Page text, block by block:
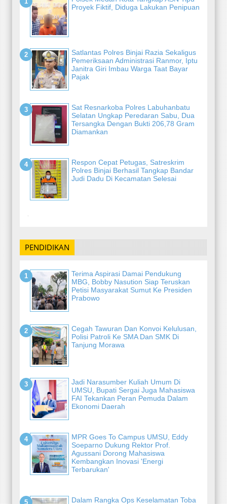
Proyek Fiktif, Diduga Lakukan Penipuan
Satlantas Polres Binjai Razia Sekaligus
Pemeriksaan Administrasi Ranmor, Iptu
Janitra Giri Imbau Warga Taat Bayar
Pajak
Sat Resnarkoba Polres Labuhanbatu
Selatan Ungkap Peredaran Sabu, Dua
Tersangka Dengan Bukti 206,78 Gram
Diamankan
Respon Cepat Petugas, Satreskrim
Polres Binjai Berhasil Tangkap Bandar
Judi Dadu Di Kecamatan Selesai
-
PENDIDIKAN
Terima Aspirasi Damai Pendukung
MBG, Bobby Nasution Siap Teruskan
Petisi Masyarakat Sumut Ke Presiden
Prabowo
Cegah Tawuran Dan Konvoi Kelulusan,
Polisi Patroli Ke SMA Dan SMK Di
Tanjung Morawa
Jadi Narasumber Kuliah Umum Di
UMSU, Bupati Sergai Juga Mahasiswa
FAI Tekankan Peran Pemuda Dalam
Ekonomi Daerah
MPR Goes To Campus UMSU, Eddy
Soeparno Dukung Rektor Prof.
Agussani Dorong Mahasiswa
Kembangkan Inovasi 'Energi
Terbarukan'
Dalam Rangka Ops Keselamatan Toba